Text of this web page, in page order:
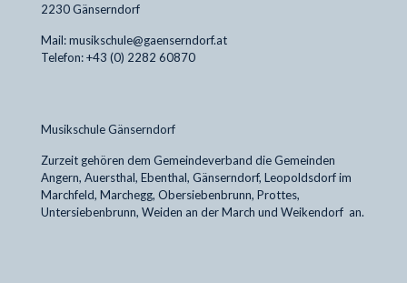
2230 Gänserndorf
Mail: musikschule@gaenserndorf.at
Telefon: +43 (0) 2282 60870
Musikschule Gänserndorf
Zurzeit gehören dem Gemeindeverband die Gemeinden
Angern, Auersthal, Ebenthal, Gänserndorf, Leopoldsdorf im
Marchfeld, Marchegg, Obersiebenbrunn, Prottes,
Untersiebenbrunn, Weiden an der March und Weikendorf an.